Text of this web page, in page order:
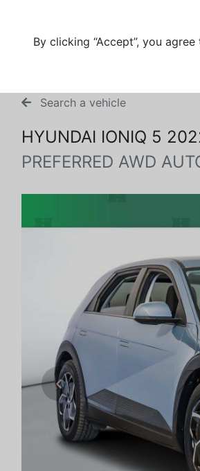
By clicking “Accept”, you
Search a vehicle
HYUNDAI IONIQ 5
PREFERRED AWD
Previous